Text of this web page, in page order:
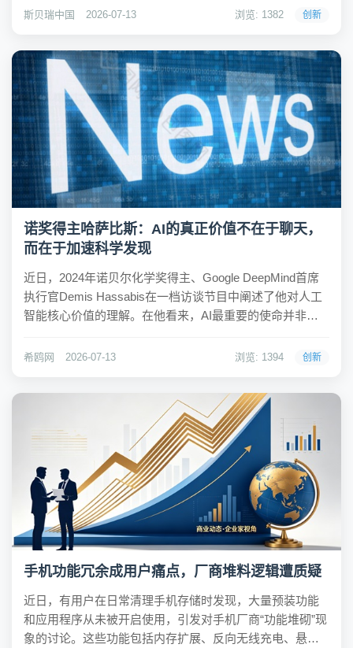
至2026年5月底，其内地门店仅剩171家，较2019年巅峰时
斯贝瑞中国 2026-07-13 浏览: 1382 创新
诺奖得主哈萨比斯：AI的真正价值不在于聊天，
而在于加速科学发现
近日，2024年诺贝尔化学奖得主、Google DeepMind首席
执行官Demis Hassabis在一档访谈节目中阐述了他对人工
智能核心价值的理解。在他看来，AI最重要的使命并非生
解世界、加速科学发现进程，并最终为解决癌症、新材料
希鸥网 2026-07-13 浏览: 1394 创新
手机功能冗余成用户痛点，厂商堆料逻辑遭质疑
近日，有用户在日常清理手机存储时发现，大量预装功能
和应用程序从未被开启使用，引发对手机厂商“功能堆砌”现
象的讨论。这些功能包括内存扩展、反向无线充电、悬浮